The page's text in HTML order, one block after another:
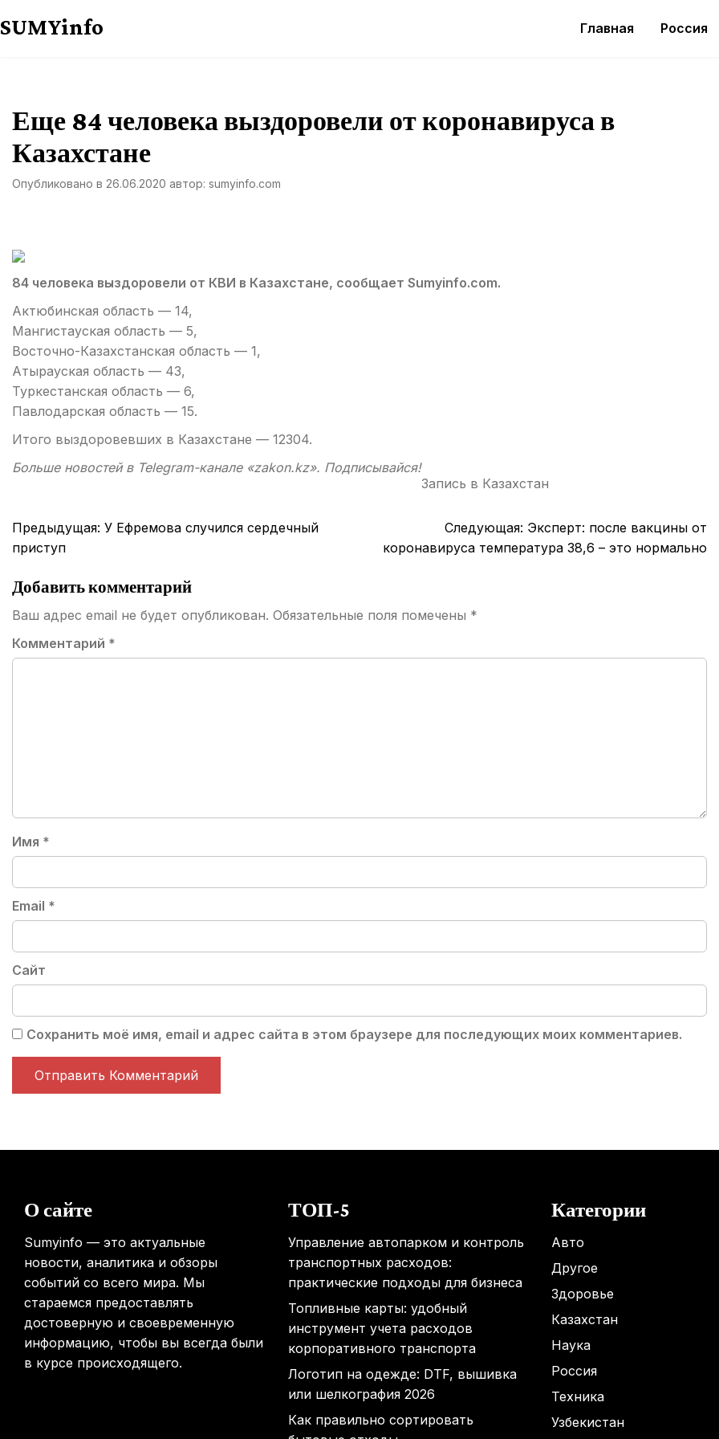
к
SUMYinfo Главная Россия
Еще 84 человека выздоровели от коронавируса в
Казахстане
Опубликовано в 26.06.2020 автор: sumyinfo.com
84 человека выздоровели от КВИ в Казахстане, сообщает Sumyinfo.com.
Актюбинская область — 14,
Мангистауская область — 5,
Восточно-Казахстанская область — 1,
Атырауская область — 43,
Туркестанская область — 6,
Павлодарская область — 15.
Итого выздоровевших в Казахстане — 12304.
Больше новостей в Telegram-канале «zakon.kz». Подписывайся!
Запись в Казахстан
Навигация
по
Предыдущая: У Ефремова случился сердечный
приступ
Следующая: Эксперт: после вакцины от
коронавируса температура 38,6 – это нормально
Добавить комментарий
Ваш адрес email не будет опубликован. Обязательные поля помечены *
Комментарий *
Имя *
Email *
Сайт
Сохранить моё имя, email и адрес сайта в этом браузере для последующих моих комментариев.
О сайте
Sumyinfo — это актуальные
новости, аналитика и обзоры
событий со всего мира. Мы
стараемся предоставлять
достоверную и своевременную
информацию, чтобы вы всегда были
в курсе происходящего.
ТОП-5
Управление автопарком и контроль
транспортных расходов:
практические подходы для бизнеса
Топливные карты: удобный
инструмент учета расходов
корпоративного транспорта
Логотип на одежде: DTF, вышивка
или шелкография 2026
Как правильно сортировать
Категории
Авто
Другое
Здоровье
Казахстан
Наука
Россия
Техника
Узбекистан